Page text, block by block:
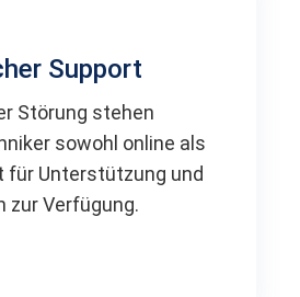
Support
Störung stehen
sowohl online als
für Unterstützung und
zur Verfügung.